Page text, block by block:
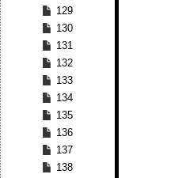
129
130
131
132
133
134
135
136
137
138